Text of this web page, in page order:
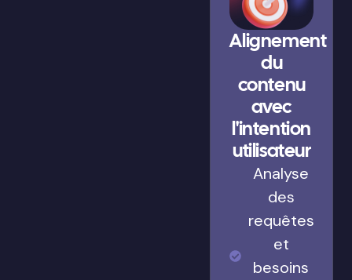
Alignement
du
contenu
avec
l'intention
utilisateur
Analyse
des
requêtes
et
besoins